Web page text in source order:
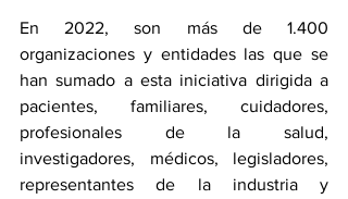
En 2022, son más de 1.400
organizaciones y entidades las que se
han sumado a esta iniciativa dirigida a
pacientes, familiares, cuidadores,
profesionales de la salud,
investigadores, médicos, legisladores,
representantes de la industria y